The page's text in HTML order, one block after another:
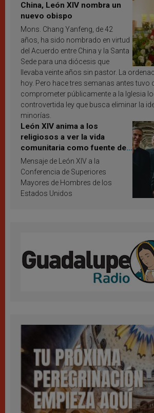
China, León XIV nombra un
nuevo obispo
Mons. Chang Yanfeng, de 42
años, ha sido nombrado en virtud
del Acuerdo entre China y la Santa
Sede para una diócesis que
llevaba veinte años sin pastor. La
hoy. Pero hace tres semanas antes tuvo
comprometer públicamente a la Iglesia
controvertida ley que busca eliminar la
minorías.
León XIV anima a los
religiosos a ver la vida
comunitaria como fuente de
inspiración y santificación
Mensaje de León XIV a la
Conferencia de Superiores
Mayores de Hombres de los
Estados Unidos